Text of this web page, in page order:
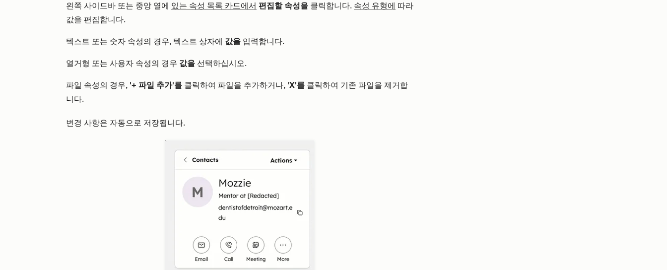
왼쪽 사이드바 또는 중앙 열에 있는 속성 목록 카드에서 편집할 속성을 클릭합니다. 속성 유형에 따라
값을 편집합니다.
텍스트 또는 숫자 속성의 경우, 텍스트 상자에 값을 입력합니다.
열거형 또는 사용자 속성의 경우 값을 선택하십시오.
파일 속성의 경우, '+ 파일 추가'를 클릭하여 파일을 추가하거나, 'X'를 클릭하여 기존 파일을 제거합
니다.
변경 사항은 자동으로 저장됩니다.